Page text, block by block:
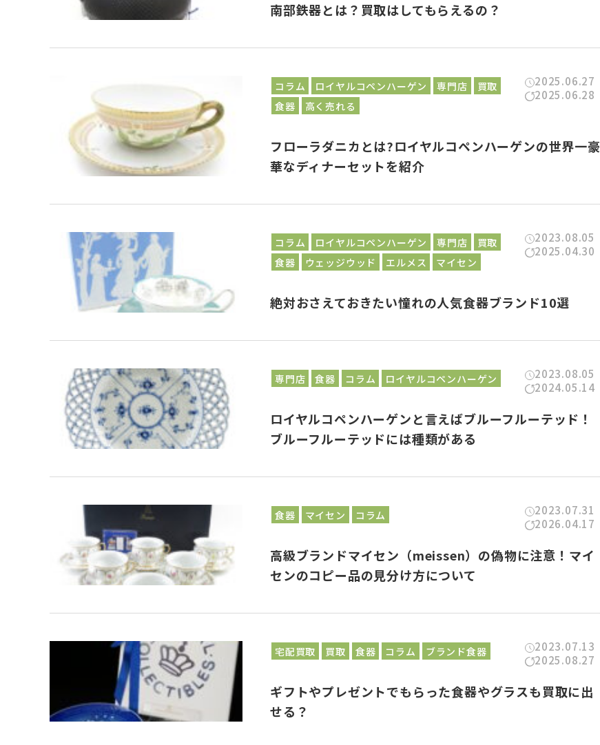
南部鉄器とは？買取はしてもらえるの？
コラム ロイヤルコペンハーゲン 専門店
買取
食器
高く売れる
2025.06.27
2025.06.28
フローラダニカとは?ロイヤルコペンハーゲンの世界一豪
華なディナーセットを紹介
コラム ロイヤルコペンハーゲン 専門店
買取
食器
ウェッジウッド エルメス マイセン
2023.08.05
2025.04.30
絶対おさえておきたい憧れの人気食器ブランド10選
専門店 食器 コラム ロイヤルコペンハーゲン
2023.08.05
2024.05.14
ロイヤルコペンハーゲンと言えばブルーフルーテッド！
ブルーフルーテッドには種類がある
食器 マイセン コラム
2023.07.31
2026.04.17
高級ブランドマイセン（meissen）の偽物に注意！マイ
センのコピー品の見分け方について
宅配買取 買取 食器 コラム ブランド食器
2023.07.13
2025.08.27
ギフトやプレゼントでもらった食器やグラスも買取に出
せる？